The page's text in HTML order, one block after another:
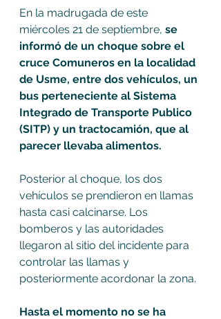
En la madrugada de este
miércoles 21 de septiembre, se
informó de un choque sobre el
cruce Comuneros en la localidad
de Usme, entre dos vehículos, un
bus perteneciente al Sistema
Integrado de Transporte Publico
(SITP) y un tractocamión, que al
parecer llevaba alimentos.
Posterior al choque, los dos
vehículos se prendieron en llamas
hasta casi calcinarse. Los
bomberos y las autoridades
llegaron al sitio del incidente para
controlar las llamas y
posteriormente acordonar la zona.
Hasta el momento no se ha